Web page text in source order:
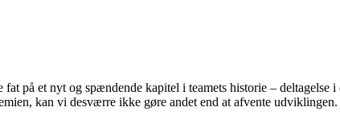
på et nyt og spændende kapitel i teamets historie –
kan vi desværre ikke gøre andet end at afvente